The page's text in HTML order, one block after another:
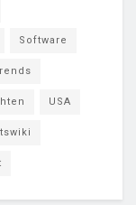
Software
USA